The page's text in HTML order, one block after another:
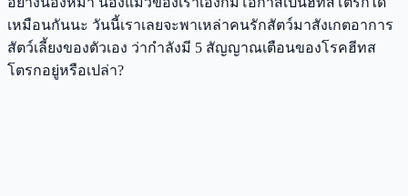
เหมือนกันนะ วันนี้เราเลยจะพาเหล่าคนรักสัตว์มาสังเกตอาการ
สัตว์เลี้ยงของตัวเอง ว่ากำลังมี 5 สัญญาณเตือนของโรคฮีทส
โตรกอยู่หรือเปล่า?